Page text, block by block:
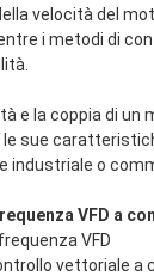
velocità del
i metodi di
e la coppia di
sue
industriale o
VFD a
VFD
vettoriale